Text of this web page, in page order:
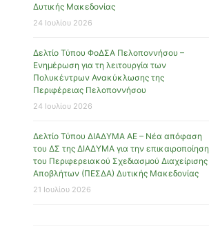
Δυτικής Μακεδονίας
24 Ιουλίου 2026
Δελτίο Τύπου ΦοΔΣΑ Πελοποννήσου –
Ενημέρωση για τη λειτουργία των
Πολυκέντρων Ανακύκλωσης της
Περιφέρειας Πελοποννήσου
24 Ιουλίου 2026
Δελτίο Τύπου ΔΙΑΔΥΜΑ ΑΕ – Νέα απόφαση
του ΔΣ της ΔΙΑΔΥΜΑ για την επικαιροποίηση
του Περιφερειακού Σχεδιασμού Διαχείρισης
Αποβλήτων (ΠΕΣΔΑ) Δυτικής Μακεδονίας
21 Ιουλίου 2026